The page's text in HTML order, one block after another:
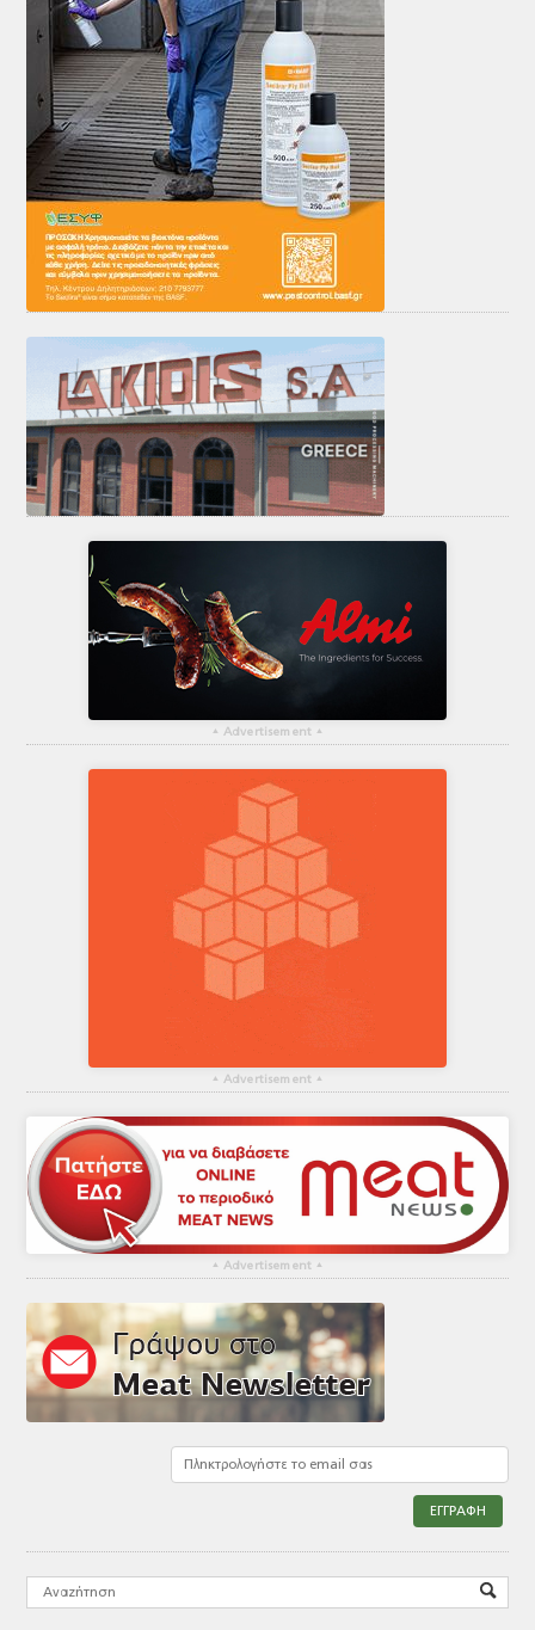
▴ Advertisement ▴
▴ Advertisement ▴
▴ Advertisement ▴